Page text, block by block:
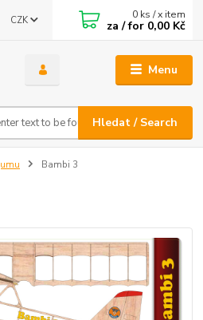
Menu
CZK
Hledat / Search
0 ks / x item
za / for 0,00 Kč
Bambi 3